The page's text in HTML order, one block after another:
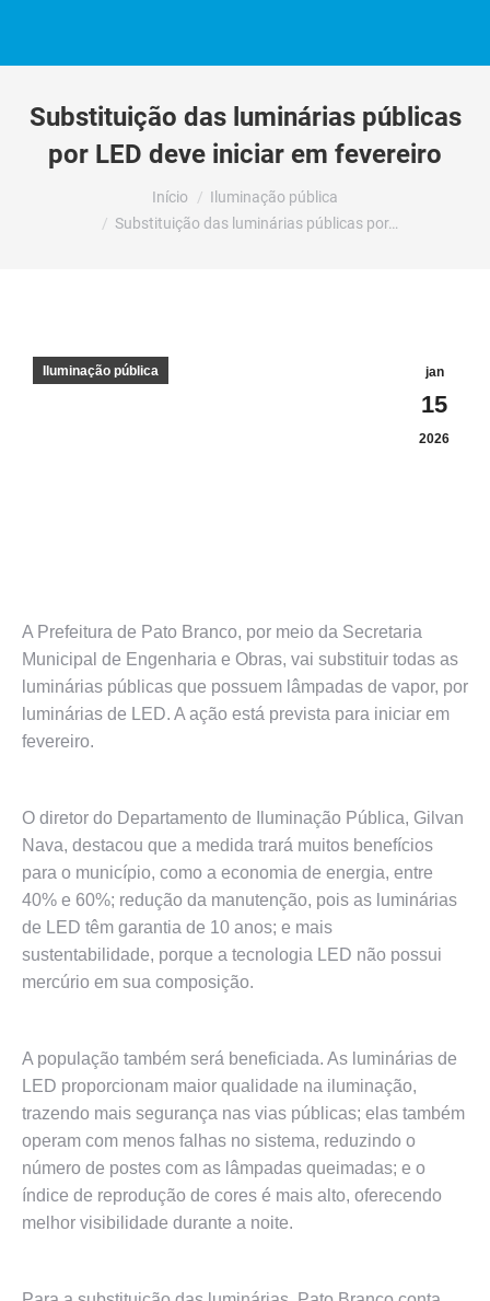
Substituição das luminárias públicas
por LED deve iniciar em fevereiro
Início
Iluminação pública
Substituição das luminárias públicas por…
jan
15
2026
Iluminação pública
A Prefeitura de Pato Branco, por meio da Secretaria
Municipal de Engenharia e Obras, vai substituir todas as
luminárias públicas que possuem lâmpadas de vapor, por
luminárias de LED. A ação está prevista para iniciar em
fevereiro.
O diretor do Departamento de Iluminação Pública, Gilvan
Nava, destacou que a medida trará muitos benefícios
para o município, como a economia de energia, entre
40% e 60%; redução da manutenção, pois as luminárias
de LED têm garantia de 10 anos; e mais
sustentabilidade, porque a tecnologia LED não possui
mercúrio em sua composição.
A população também será beneficiada. As luminárias de
LED proporcionam maior qualidade na iluminação,
trazendo mais segurança nas vias públicas; elas também
operam com menos falhas no sistema, reduzindo o
número de postes com as lâmpadas queimadas; e o
índice de reprodução de cores é mais alto, oferecendo
melhor visibilidade durante a noite.